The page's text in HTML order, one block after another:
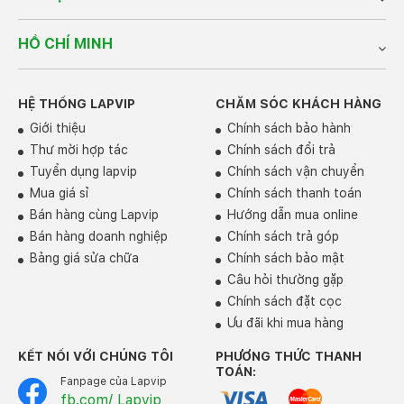
năm nay.Với cổng ThunderBolt, bạn có thể kết nối
cùng các màn hình ngoài, truy cập dữ liệu với tốc độ lên
thêm kết nối USB-A 3.2 và jack cắm 3.5mm giúp bạn
dễ dàng kết nối các cổng khi làm việc.
Thời lượng Pin đáng ngạc nhiên
Nếu như ở các phiên bản trước thời pin đã rất lớn lên
đến 11 tiếng/sạc. Thì lần này, Microsoft không chỉ đưa
bạn đi khám phá sức mạnh của hiệu năng mà còn đưa
bạn đi chinh phục thời lượng pin sử dụng lên tới 19
tiếng/sạc. Nhưng vậy các bạn có thể thỏa sức làm việc
cả 1 ngày trời mà không lo hết pin, giúp bạn mang theo
surface Laptop 5 bên người dễ dàng, thuận tiện.
HỒ CHÍ MINH
HỆ THỐNG LAPVIP
Giới thiệu
Thư mời hợp tác
Tuyển dụng lapvip
Mua giá sỉ
Bán hàng cùng Lapvip
Bán hàng doanh nghiệp
Bảng giá sửa chữa
CHĂM SÓC KHÁCH HÀNG
Chính sách bảo hành
Chính sách đổi trả
Chính sách vận chuyển
Chính sách thanh toán
Hướng dẫn mua online
Chính sách trả góp
Chính sách bảo mật
Câu hỏi thường gặp
Chính sách đặt cọc
Ưu đãi khi mua hàng
KẾT NỐI VỚI CHÚNG TÔI
Fanpage của Lapvip
fb.com/ Lapvip
PHƯƠNG THỨC THANH
TOÁN: